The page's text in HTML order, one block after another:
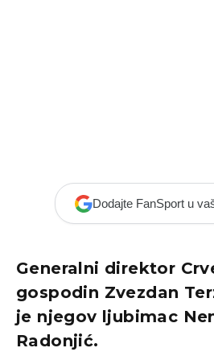
Dodajte FanSport u
Generalni direktor
gospodin Zvezdan
je njegov ljubimac
Radonjić.